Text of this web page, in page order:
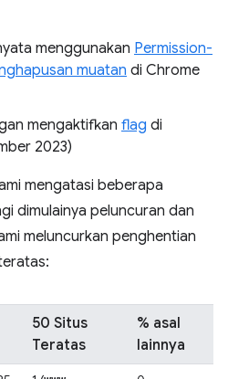
menggunakan Permission-
muatan di Chrome
mengaktifkan flag di
2023)
mengatasi beberapa
dimulainya peluncuran dan
meluncurkan penghentian
50 Situs
Teratas
% asal
lainnya